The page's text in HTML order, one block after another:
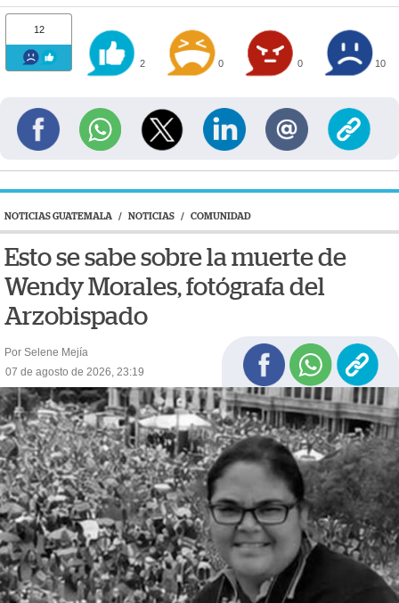
12
2 0 0 10
NOTICIAS GUATEMALA / NOTICIAS / COMUNIDAD
Esto se sabe sobre la muerte de
Wendy Morales, fotógrafa del
Arzobispado
Por Selene Mejía
07 de agosto de 2026, 23:19